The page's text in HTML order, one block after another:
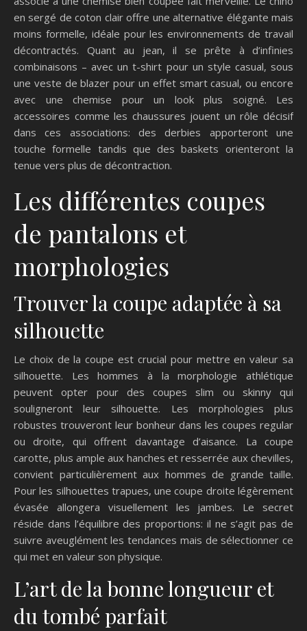
en sergé de coton clair offre une alternative élégante mais
moins formelle, idéale pour les environnements de travail
décontractés. Quant au jean, il se prête à d’infinies
combinaisons – avec un t-shirt pour un style casual, sous
une veste de blazer pour un effet smart casual, ou encore
avec une chemise pour un look plus soigné. Les
accessoires comme les chaussures jouent un rôle décisif
dans ces associations: des derbies apporteront une
touche formelle tandis que des baskets orienteront la
tenue vers plus de décontraction.
Les différentes coupes
de pantalons et
morphologies
Trouver la coupe adaptée à sa
silhouette
Le choix de la coupe est crucial pour mettre en valeur sa
silhouette. Les hommes à la morphologie athlétique
peuvent opter pour des coupes slim ou skinny qui
souligneront leur silhouette. Les morphologies plus
robustes trouveront leur bonheur dans les coupes regular
ou droite, qui offrent davantage d’aisance. La coupe
carotte, plus ample aux hanches et resserrée aux chevilles,
convient particulièrement aux hommes de grande taille.
Pour les silhouettes trapues, une coupe droite légèrement
évasée allongera visuellement les jambes. Le secret
réside dans l’équilibre des proportions: il ne s’agit pas de
suivre aveuglément les tendances mais de sélectionner ce
qui met en valeur son physique.
L’art de la bonne longueur et
du tombé parfait